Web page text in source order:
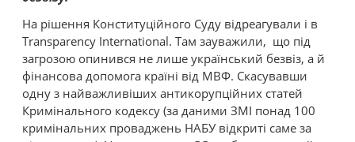
На рішення Конституційного Суду відреагували і в
Transparency International. Там зауважили, що під
загрозою опинився не лише український безвіз, а й
фінансова допомога країні від МВФ. Скасувавши
одну з найважливіших антикорупційних статей
Кримінального кодексу (за даними ЗМІ понад 100
кримінальних проваджень НАБУ відкриті саме за